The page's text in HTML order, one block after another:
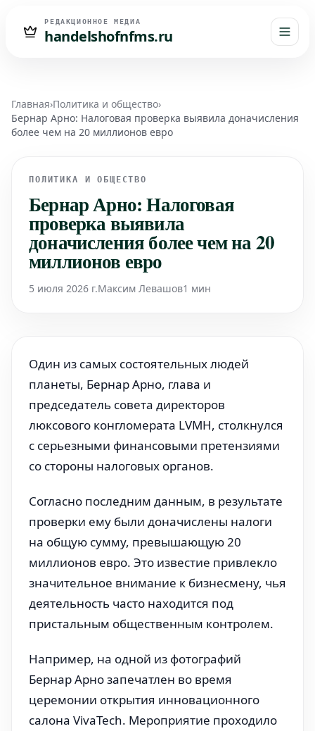
РЕДАКЦИОННОЕ МЕДИА
handelshofnfms.ru
Главная›Политика и общество›
Бернар Арно: Налоговая проверка выявила доначисления
более чем на 20 миллионов евро
ПОЛИТИКА И ОБЩЕСТВО
Бернар Арно: Налоговая
проверка выявила
доначисления более чем на 20
миллионов евро
5 июля 2026 г.Максим Левашов1 мин
Один из самых состоятельных людей
планеты, Бернар Арно, глава и
председатель совета директоров
люксового конгломерата LVMH, столкнулся
с серьезными финансовыми претензиями
со стороны налоговых органов.
Согласно последним данным, в результате
проверки ему были доначислены налоги
на общую сумму, превышающую 20
миллионов евро. Это известие привлекло
значительное внимание к бизнесмену, чья
деятельность часто находится под
пристальным общественным контролем.
Например, на одной из фотографий
Бернар Арно запечатлен во время
церемонии открытия инновационного
салона VivaTech. Мероприятие проходило